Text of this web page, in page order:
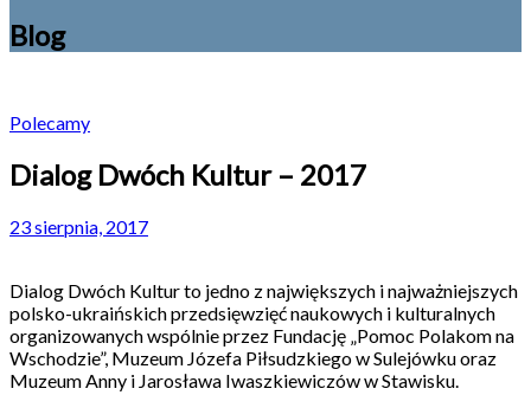
Blog
Polecamy
Dialog Dwóch Kultur – 2017
23 sierpnia, 2017
Dialog Dwóch Kultur to jedno z największych i najważniejszych
polsko-ukraińskich przedsięwzięć naukowych i kulturalnych
organizowanych wspólnie przez Fundację „Pomoc Polakom na
Wschodzie”, Muzeum Józefa Piłsudzkiego w Sulejówku oraz
Muzeum Anny i Jarosława Iwaszkiewiczów w Stawisku.